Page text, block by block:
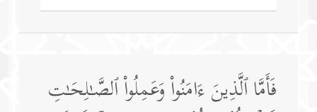
فَأَمَّا ٱلَّذِینَ ءَامَنُوا۟ وَعَمِلُوا۟ ٱلصَّـٰلِحَـٰتِ